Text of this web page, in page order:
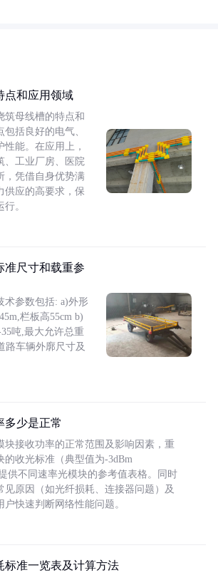
点和应用领域
筑母线槽的特点和
括良好的电气、
能。在应用上，
、工业厂房、医院
，凭借自身优势满
供应的高要求，保
。
准尺寸和载重参
术参数包括: a)外形
栏板高55cm b)
吨,最大允许总重
路车辆外廓尺寸及
多少是正常
块接收功率的正常范围及影响因素，重
的收光标准（典型值为-3dBm
供不同速率光模块的参考值表格。同时
见原因（如光纤损耗、连接器问题）及
快速判断网络性能问题。
标准一览表及计算方法